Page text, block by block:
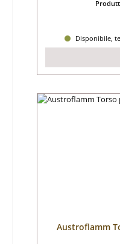
Disponibile,
Austroflamm